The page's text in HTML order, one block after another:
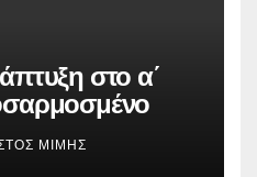
στο α΄
δισ.ΜΊΜΗΣ